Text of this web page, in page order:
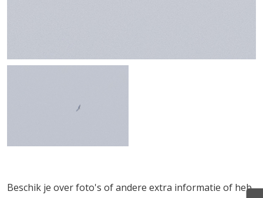
Beschik je over foto's of andere extra informatie of heb